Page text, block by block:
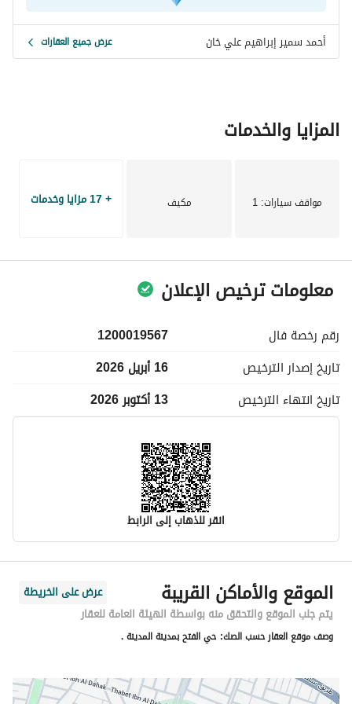
أحمد سمير إبراهيم علي خان عرض جميع العقارات
المزايا والخدمات
مواقف سيارات: 1 مكيف + 17 مزايا وخدمات
معلومات ترخيص الإعلان
رقم رخصة فال
1200019567
تاريخ إصدار الترخيص
16 أبريل 2026
تاريخ انتهاء الترخيص 13 أكتوبر 2026
انقر للذهاب إلى الرابط
معلومات مسؤول الإعلان
اسم المسؤول
موسى محمد لاحق الحساني
رقم المسؤول
0597834173
الموقع
الموقع والأماكن القريبة
عرض على الخريطة
يتم جلب الموقع والتحقق منه بواسطة الهيئة العامة للعقار
وصف موقع العقار حسب الصك: حي الفتح بمدينة المدينة .